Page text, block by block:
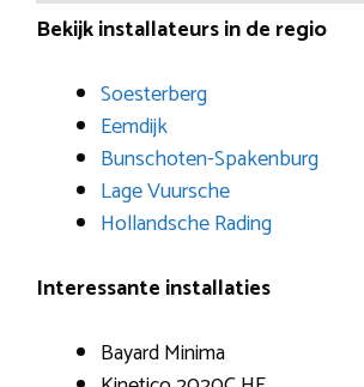
Bekijk installateurs in de regio
Soesterberg
Eemdijk
Bunschoten-Spakenburg
Lage Vuursche
Hollandsche Rading
Interessante installaties
Bayard Minima